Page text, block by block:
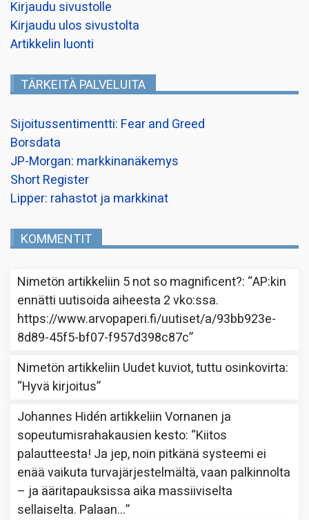
Kirjaudu sivustolle
Kirjaudu ulos sivustolta
Artikkelin luonti
TÄRKEITÄ PALVELUITA
Sijoitussentimentti: Fear and Greed
Borsdata
JP-Morgan: markkinanäkemys
Short Register
Lipper: rahastot ja markkinat
KOMMENTIT
Nimetön artikkeliin 5 not so magnificent?: “AP:kin
ennätti uutisoida aiheesta 2 vko:ssa.
https://www.arvopaperi.fi/uutiset/a/93bb923e-
8d89-45f5-bf07-f957d398c87c”
Nimetön artikkeliin Uudet kuviot, tuttu osinkovirta:
“Hyvä kirjoitus”
Johannes Hidén artikkeliinVornanen ja
sopeutumisrahakausien kesto: “Kiitos
palautteesta! Ja jep, noin pitkänä systeemi ei
enää vaikuta turvajärjestelmältä, vaan palkinnolta
– ja ääritapauksissa aika massiiviselta
sellaiselta. Palaan…”